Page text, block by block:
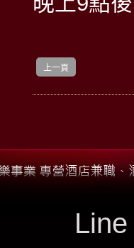
上一頁